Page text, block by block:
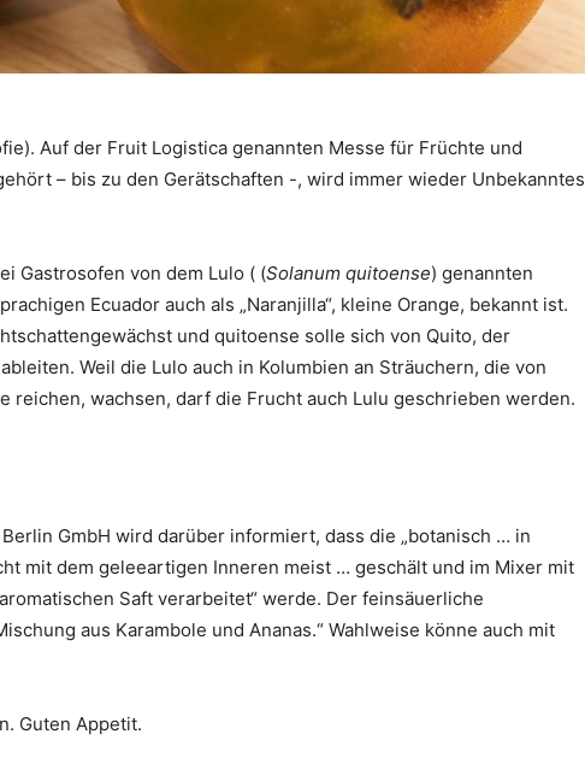
Auf der Fruit Logistica genannten Messe für Früchte und
– bis zu den Gerätschaften -, wird immer wieder Unbekanntes
Gastrosofen von dem Lulo ( (Solanum quitoense) genannten
Ecuador auch als „Naranjilla“, kleine Orange, bekannt ist.
und quitoense solle sich von Quito, der
Weil die Lulo auch in Kolumbien an Sträuchern, die von
reichen, wachsen, darf die Frucht auch Lulu geschrieben werden.
GmbH wird darüber informiert, dass die „botanisch … in
mit dem geleeartigen Inneren meist … geschält und im Mixer mit
Saft verarbeitet“ werde. Der feinsäuerliche
aus Karambole und Ananas.“ Wahlweise könne auch mit
Guten Appetit.